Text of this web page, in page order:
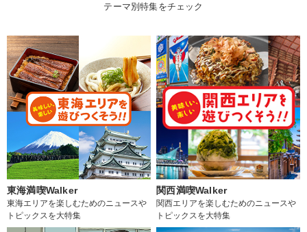
テーマ別特集をチェック
東海満喫Walker
東海エリアを楽しむためのニュースや
トピックスを大特集
関西満喫Walker
関西エリアを楽しむためのニュースや
トピックスを大特集